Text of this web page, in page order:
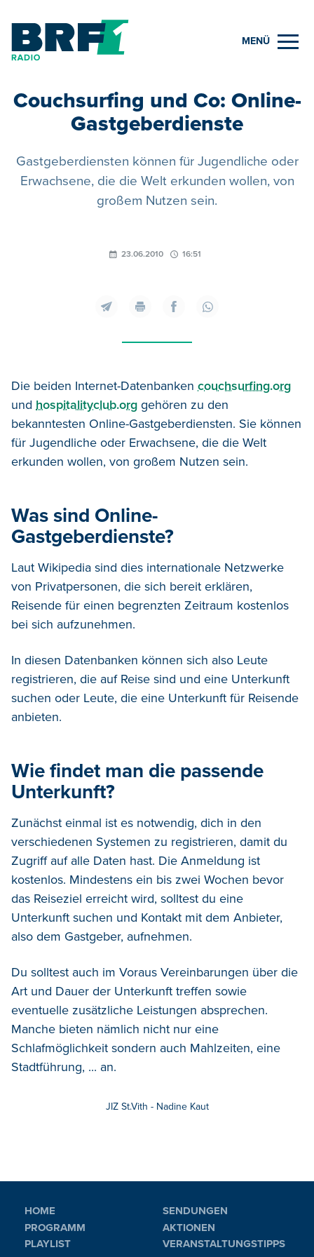
MENÜ
Couchsurfing und Co: Online-
Gastgeberdienste
Gastgeberdiensten können für Jugendliche oder
Erwachsene, die die Welt erkunden wollen, von
großem Nutzen sein.
23.06.2010 16:51
Die beiden Internet-Datenbanken couchsurfing.org
und hospitalityclub.org gehören zu den
bekanntesten Online-Gastgeberdiensten. Sie können
für Jugendliche oder Erwachsene, die die Welt
erkunden wollen, von großem Nutzen sein.
Was sind Online-
Gastgeberdienste?
Laut Wikipedia sind dies internationale Netzwerke
von Privatpersonen, die sich bereit erklären,
Reisende für einen begrenzten Zeitraum kostenlos
bei sich aufzunehmen.
In diesen Datenbanken können sich also Leute
registrieren, die auf Reise sind und eine Unterkunft
suchen oder Leute, die eine Unterkunft für Reisende
anbieten.
Wie findet man die passende
Unterkunft?
Zunächst einmal ist es notwendig, dich in den
verschiedenen Systemen zu registrieren, damit du
Zugriff auf alle Daten hast. Die Anmeldung ist
kostenlos. Mindestens ein bis zwei Wochen bevor
das Reiseziel erreicht wird, solltest du eine
Unterkunft suchen und Kontakt mit dem Anbieter,
also dem Gastgeber, aufnehmen.
Du solltest auch im Voraus Vereinbarungen über die
Art und Dauer der Unterkunft treffen sowie
eventuelle zusätzliche Leistungen absprechen.
Manche bieten nämlich nicht nur eine
Schlafmöglichkeit sondern auch Mahlzeiten, eine
Stadtführung, ... an.
JIZ St.Vith - Nadine Kaut
HOME
PROGRAMM
PLAYLIST
SENDUNGEN
AKTIONEN
VERANSTALTUNGSTIPPS